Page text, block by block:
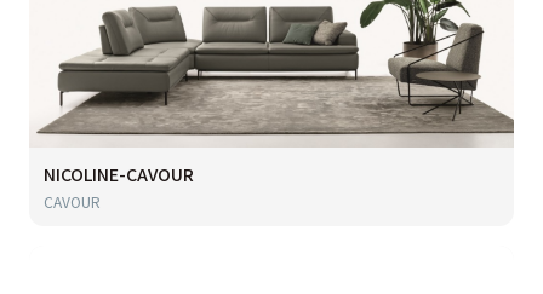
NICOLINE-CAVOUR
CAVOUR